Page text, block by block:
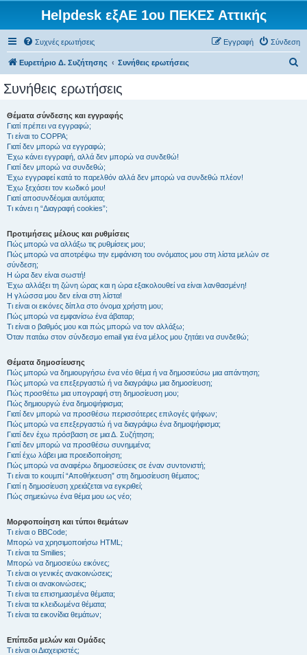
Helpdesk εξΑΕ 1ου ΠΕΚΕΣ Αττικής
Συχνές ερωτήσεις Σύνδεση
Εγγραφή
Ευρετήριο Δ. Συζήτησης Συνήθεις ερωτήσεις
Συνήθεις ερωτήσεις
Θέματα σύνδεσης και εγγραφής
Γιατί πρέπει να εγγραφώ;
Τι είναι το COPPA;
Γιατί δεν μπορώ να εγγραφώ;
Έχω κάνει εγγραφή, αλλά δεν μπορώ να συνδεθώ!
Γιατί δεν μπορώ να συνδεθώ;
Έχω εγγραφεί κατά το παρελθόν αλλά δεν μπορώ να συνδεθώ πλέον!
Έχω ξεχάσει τον κωδικό μου!
Γιατί αποσυνδέομαι αυτόματα;
Τι κάνει η “Διαγραφή cookies”;
Προτιμήσεις μέλους και ρυθμίσεις
Πώς μπορώ να αλλάξω τις ρυθμίσεις μου;
Πώς μπορώ να αποτρέψω την εμφάνιση του ονόματος μου στη λίστα μελών σε
σύνδεση;
Η ώρα δεν είναι σωστή!
Έχω αλλάξει τη ζώνη ώρας και η ώρα εξακολουθεί να είναι λανθασμένη!
Η γλώσσα μου δεν είναι στη λίστα!
Τι είναι οι εικόνες δίπλα στο όνομα χρήστη μου;
Πώς μπορώ να εμφανίσω ένα άβαταρ;
Τι είναι ο βαθμός μου και πώς μπορώ να τον αλλάξω;
Όταν πατάω στον σύνδεσμο email για ένα μέλος μου ζητάει να συνδεθώ;
Θέματα δημοσίευσης
Πώς μπορώ να δημιουργήσω ένα νέο θέμα ή να δημοσιεύσω μια απάντηση;
Πώς μπορώ να επεξεργαστώ ή να διαγράψω μια δημοσίευση;
Πώς προσθέτω μια υπογραφή στη δημοσίευση μου;
Πώς δημιουργώ ένα δημοψήφισμα;
Γιατί δεν μπορώ να προσθέσω περισσότερες επιλογές ψήφων;
Πώς μπορώ να επεξεργαστώ ή να διαγράψω ένα δημοψήφισμα;
Γιατί δεν έχω πρόσβαση σε μια Δ. Συζήτηση;
Γιατί δεν μπορώ να προσθέσω συνημμένα;
Γιατί έχω λάβει μια προειδοποίηση;
Πώς μπορώ να αναφέρω δημοσιεύσεις σε έναν συντονιστή;
Τι είναι το κουμπί “Αποθήκευση” στη δημοσίευση θέματος;
Γιατί η δημοσίευση χρειάζεται να εγκριθεί;
Πώς σημειώνω ένα θέμα μου ως νέο;
Μορφοποίηση και τύποι θεμάτων
Τι είναι ο BBCode;
Μπορώ να χρησιμοποιήσω HTML;
Τι είναι τα Smilies;
Μπορώ να δημοσιεύω εικόνες;
Τι είναι οι γενικές ανακοινώσεις;
Τι είναι οι ανακοινώσεις;
Τι είναι τα επισημασμένα θέματα;
Τι είναι τα κλειδωμένα θέματα;
Τι είναι τα εικονίδια θεμάτων;
Επίπεδα μελών και Ομάδες
Τι είναι οι Διαχειριστές;